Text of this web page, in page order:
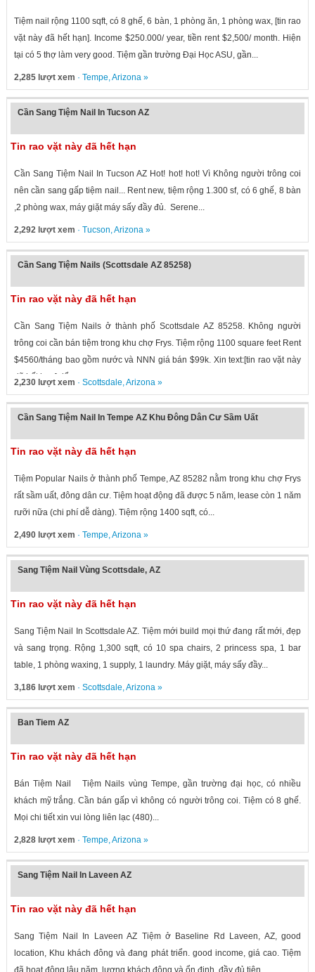
Tiệm nail rộng 1100 sqft, có 8 ghế, 6 bàn, 1 phòng ăn, 1 phòng wax, [tin rao
vặt này đã hết hạn]. Income $250.000/ year, tiền rent $2,500/ month. Hiện
tại có 5 thợ làm very good. Tiệm gần trường Đại Học ASU, gần...
2,285 lượt xem · Tempe,Arizona»
Cần Sang Tiệm Nail In Tucson AZ
Tin rao vặt này đã hết hạn
Cần Sang Tiệm Nail In Tucson AZ Hot! hot! hot! Vì Không người trông coi
nên cần sang gấp tiệm nail... Rent new, tiệm rộng 1.300 sf, có 6 ghế, 8 bàn
,2 phòng wax, máy giặt máy sấy đầy đủ. Serene...
2,292 lượt xem · Tucson,Arizona»
Cần Sang Tiệm Nails (Scottsdale AZ 85258)
Tin rao vặt này đã hết hạn
Cần Sang Tiệm Nails ở thành phố Scottsdale AZ 85258. Không người
trông coi cần bán tiệm trong khu chợ Frys. Tiệm rộng 1100 square feet Rent
$4560/tháng bao gồm nước và NNN giá bán $99k. Xin text:[tin rao vặt này
đã hết hạn] để...
2,230 lượt xem · Scottsdale,Arizona»
Cần Sang Tiệm Nail In Tempe AZ Khu Đông Dân Cư Sầm Uất
Tin rao vặt này đã hết hạn
Tiệm Popular Nails ở thành phố Tempe, AZ 85282 nằm trong khu chợ Frys
rất sầm uất, đông dân cư. Tiệm hoạt động đã được 5 năm, lease còn 1 năm
rưỡi nữa (chi phí dễ dàng). Tiệm rộng 1400 sqft, có...
2,490 lượt xem · Tempe,Arizona»
Sang Tiệm Nail Vùng Scottsdale, AZ
Tin rao vặt này đã hết hạn
Sang Tiệm Nail In Scottsdale AZ. Tiệm mới build mọi thứ đang rất mới, đẹp
và sang trọng. Rộng 1,300 sqft, có 10 spa chairs, 2 princess spa, 1 bar
table, 1 phòng waxing, 1 supply, 1 laundry. Máy giặt, máy sấy đầy...
3,186 lượt xem · Scottsdale,Arizona»
Ban Tiem AZ
Tin rao vặt này đã hết hạn
Bán Tiệm Nail Tiệm Nails vùng Tempe, gần trường đại học, có nhiều
khách mỹ trắng. Cần bán gấp vì không có người trông coi. Tiệm có 8 ghế.
Mọi chi tiết xin vui lòng liên lạc (480)...
2,828 lượt xem · Tempe,Arizona»
Sang Tiệm Nail In Laveen AZ
Tin rao vặt này đã hết hạn
Sang Tiệm Nail In Laveen AZ Tiệm ở Baseline Rd Laveen, AZ, good
location, Khu khách đông và đang phát triển. good income, giá cao. Tiệm
đã hoạt động lâu năm, lượng khách đông và ổn định, đầy đủ tiện...